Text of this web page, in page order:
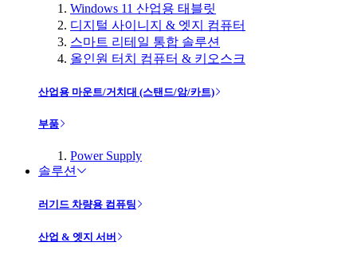
Windows 11 산업용 태블릿
디지털 사이니지 & 엣지 컴퓨터
스마트 리테일 통합 솔루션
올인원 터치 컴퓨터 & 키오스크
산업용 마운트/거치대 (스탠드/암/카트)
부품
Power Supply
솔루션
러기드 차량용 컴퓨팅
산업 & 엣지 서버